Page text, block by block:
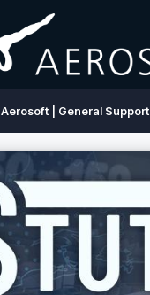
Aerosoft | General Support